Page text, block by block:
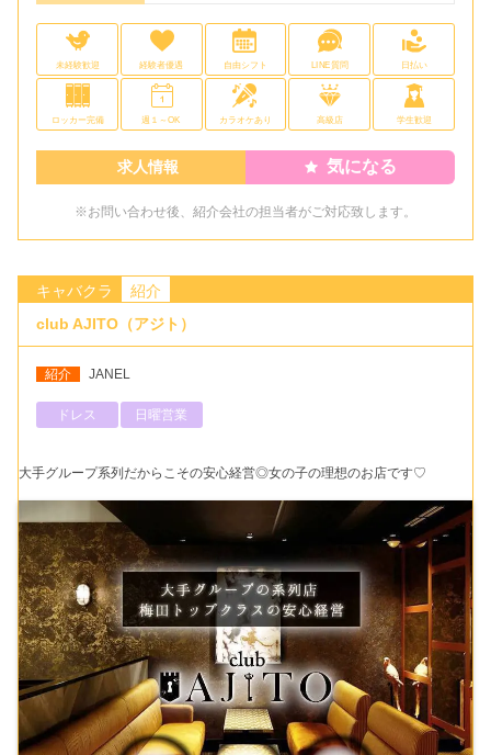
未経験歓迎 経験者優遇 自由シフト LINE質問 日払い
ロッカー完備 週１～OK カラオケあり 高級店 学生歓迎
求人情報 気になる
※お問い合わせ後、紹介会社の担当者がご対応致します。
キャバクラ
紹介
club AJITO（アジト）
紹介 JANEL
ドレス 日曜営業
大手グループ系列だからこその安心経営◎女の子の理想のお店です♡